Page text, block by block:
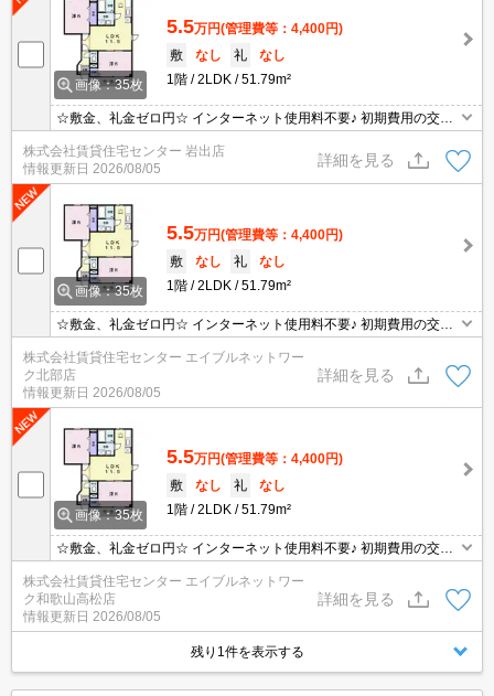
画像：35枚
5.5万円(管理費等：4,400円)
敷
なし 礼
なし
1階
2LDK 51.79m²
☆敷金、礼金ゼロ円☆ インターネット使用料不要♪ 初期費用の交渉
は、賃貸住宅センターまで！！
株式会社賃貸住宅センター 岩出店
情報更新日 2026/08/05
詳細を見る
画像：35枚
5.5万円(管理費等：4,400円)
敷
なし 礼
なし
1階
2LDK 51.79m²
☆敷金、礼金ゼロ円☆ インターネット使用料不要♪ 初期費用の交渉
は、賃貸住宅センターまで！！
株式会社賃貸住宅センター エイブルネットワー
ク北部店
情報更新日 2026/08/05
詳細を見る
画像：35枚
5.5万円(管理費等：4,400円)
敷
なし 礼
なし
1階
2LDK 51.79m²
☆敷金、礼金ゼロ円☆ インターネット使用料不要♪ 初期費用の交渉
は、賃貸住宅センターまで！！
株式会社賃貸住宅センター エイブルネットワー
ク和歌山高松店
情報更新日 2026/08/05
詳細を見る
残り1件を表示する